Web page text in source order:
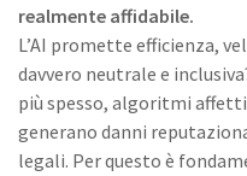
realmente affidabile.
L’AI promette efficienza,
davvero neutrale e
più spesso, algoritmi affetti
generano danni
legali. Per questo è